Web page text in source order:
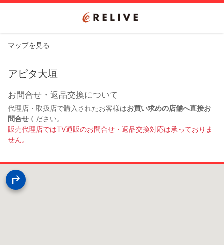
マップを見る
アピタ大垣
お問合せ・返品交換について
代理店・取扱店で購入されたお客様はお買い求めの店舗へ直接お
問合せください。
販売代理店ではTV通販のお問合せ・返品交換対応は承っておりま
せん。